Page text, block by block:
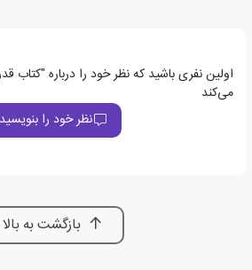
اولین نفری باشید که نظر خود را درباره "کتاب
می‌کند
نظر خود را بنویسید
بازگشت به بالا